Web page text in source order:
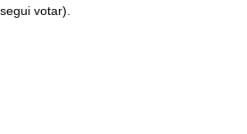
votar).